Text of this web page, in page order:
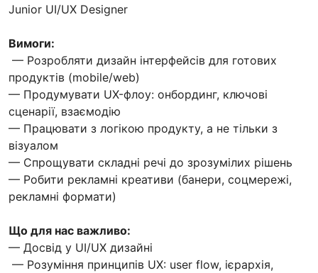
Junior UI/UX Designer
Вимоги:
— Розробляти дизайн інтерфейсів для готових
продуктів (mobile/web)
— Продумувати UX-флоу: онбординг, ключові
сценарії, взаємодію
— Працювати з логікою продукту, а не тільки з
візуалом
— Спрощувати складні речі до зрозумілих рішень
— Робити рекламні креативи (банери, соцмережі,
рекламні формати)
Що для нас важливо:
— Досвід у UI/UX дизайні
— Розуміння принципів UX: user flow, ієрархія,